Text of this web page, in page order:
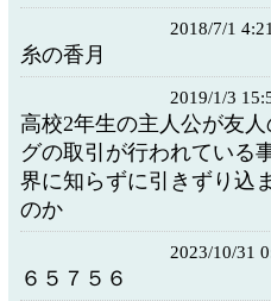
2018/7/1 4:21
糸の香月
2019/1/3
高校2年生の主人公が友
グの取引が行われている
界に知らずに引きずり込
のか
2023/10/31
６５７５６